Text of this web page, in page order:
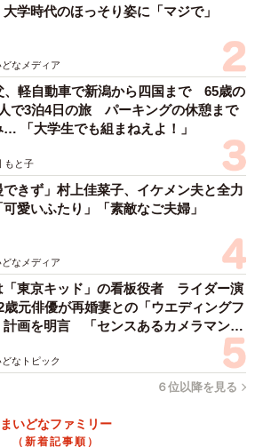
学時代のほっそり姿に「マジで」
どなメディア
、軽自動車で新潟から四国まで 65歳の
で3泊4日の旅 パーキングの休憩まで
… 「大学生でも組まねえよ！」
もと子
できず」村上佳菜子、イケメン夫と全力
愛いふたり」「素敵なご夫婦」
どなメディア
「東京キッド」の看板役者 ライダー演
歳元俳優が再婚妻との「ウエディングフ
計画を明言 「センスあるカメラマン求
どなトピック
６位以降を見る
まいどなファミリー
（新着記事順）